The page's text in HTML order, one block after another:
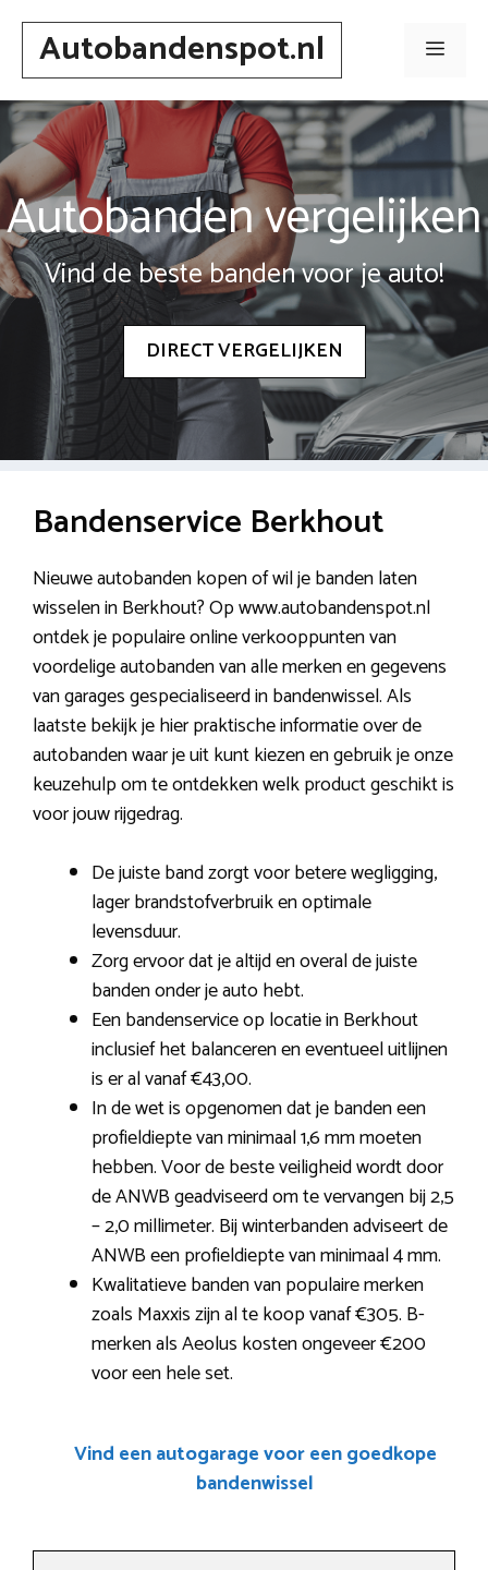
Spring
inhoudAutobandenspot.nl Menu
Autobanden vergelijken
Vind de beste banden voor je auto!
DIRECT VERGELIJKEN
Bandenservice Berkhout
Nieuwe autobanden kopen of wil je banden laten
wisselen in Berkhout? Op www.autobandenspot.nl
ontdek je populaire online verkooppunten van
voordelige autobanden van alle merken en gegevens
van garages gespecialiseerd in bandenwissel. Als
laatste bekijk je hier praktische informatie over de
autobanden waar je uit kunt kiezen en gebruik je onze
keuzehulp om te ontdekken welk product geschikt is
voor jouw rijgedrag.
De juiste band zorgt voor betere wegligging,
lager brandstofverbruik en optimale
levensduur.
Zorg ervoor dat je altijd en overal de juiste
banden onder je auto hebt.
Een bandenservice op locatie in Berkhout
inclusief het balanceren en eventueel uitlijnen
is er al vanaf €43,00.
In de wet is opgenomen dat je banden een
profieldiepte van minimaal 1,6 mm moeten
hebben. Voor de beste veiligheid wordt door
de ANWB geadviseerd om te vervangen bij 2,5
– 2,0 millimeter. Bij winterbanden adviseert de
ANWB een profieldiepte van minimaal 4 mm.
Kwalitatieve banden van populaire merken
zoals Maxxis zijn al te koop vanaf €305. B-
merken als Aeolus kosten ongeveer €200
voor een hele set.
Vind een autogarage voor een goedkope
bandenwissel